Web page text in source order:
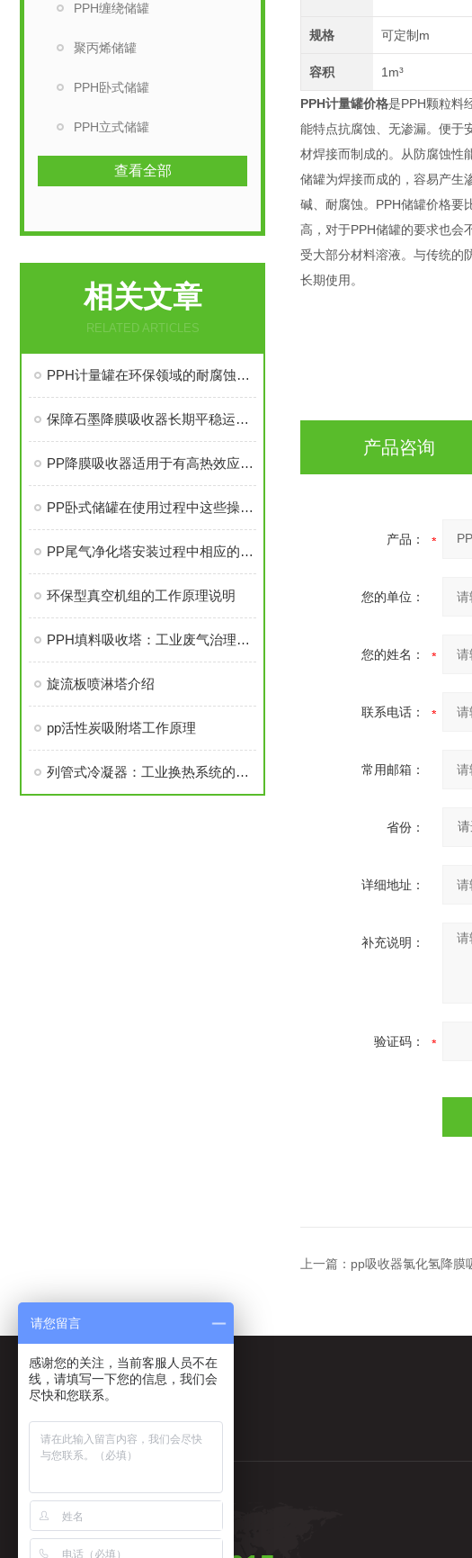
PPH缠绕储罐
聚丙烯储罐
PPH卧式储罐
PPH立式储罐
查看全部
相关文章
RELATED ARTICLES
PPH计量罐在环保领域的耐腐蚀与密封性要求
保障石墨降膜吸收器长期平稳运行的策略
PP降膜吸收器适用于有高热效应的吸收过程
PP卧式储罐在使用过程中这些操作事项得注意
PP尾气净化塔安装过程中相应的安全问题不得马虎
环保型真空机组的工作原理说明
PPH填料吸收塔：工业废气治理的实用设备
旋流板喷淋塔介绍
pp活性炭吸附塔工作原理
列管式冷凝器：工业换热系统的基础设备
规格 可定制m
容积 1m³
PPH计量罐价格是PPH颗粒料
能特点抗腐蚀、无渗漏。便于
材焊接而制成的。从防腐蚀性
储罐为焊接而成的，容易产生
碱、耐腐蚀。PPH储罐价格要
高，对于PPH储罐的要求也会
受大部分材料溶液。与传统的
长期使用。
产品咨询
产品：
您的单位：
您的姓名：
联系电话：
常用邮箱：
省份：
详细地址：
补充说明：
验证码：
上一篇： pp吸收器氯化氢降膜
全国统一服务电话
请您留言
感谢您的关注，当前客服人员不在
线，请填写一下您的信息，我们会
尽快和您联系。